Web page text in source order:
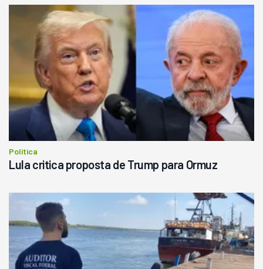
Política
Lula critica proposta de Trump para Ormuz